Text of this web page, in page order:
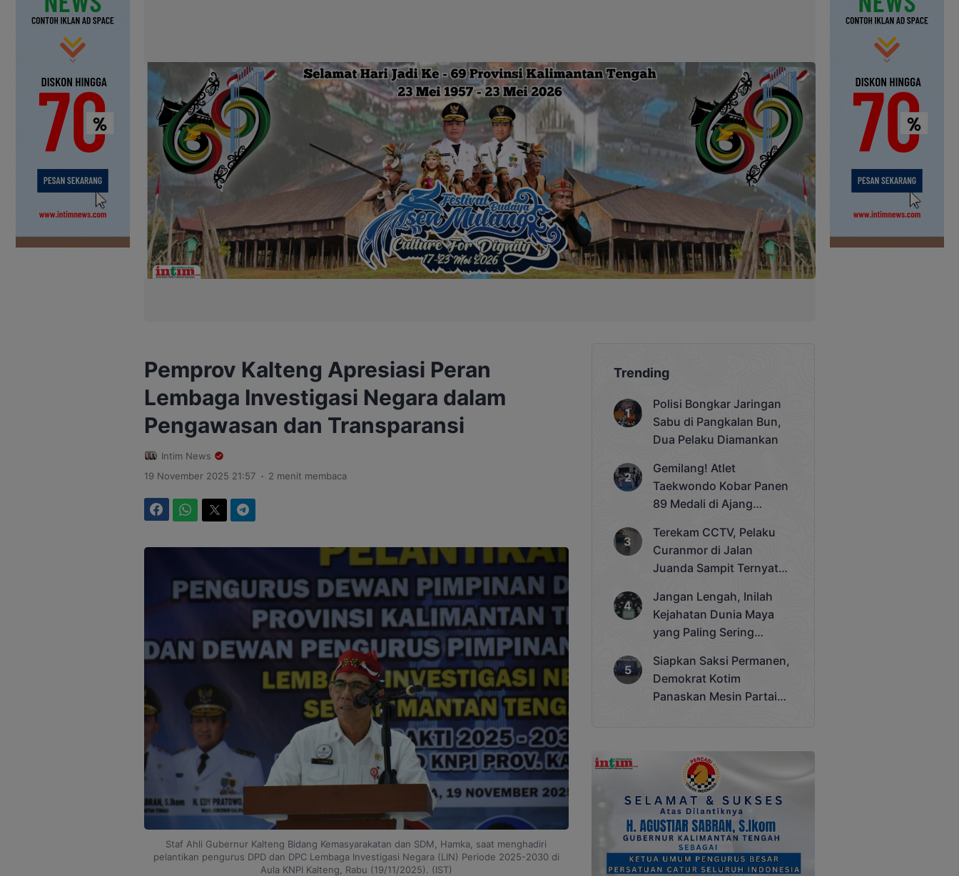
Pemprov Kalteng Apresiasi Peran
Lembaga Investigasi Negara dalam
Pengawasan dan Transparansi
Intim News
19 November 2025 21:57 . 2 menit membaca
Staf Ahli Gubernur Kalteng Bidang Kemasyarakatan dan SDM, Hamka, saat menghadiri
pelantikan pengurus DPD dan DPC Lembaga Investigasi Negara (LIN) Periode 2025-2030 di
Aula KNPI Kalteng, Rabu (19/11/2025). (IST)
Trending
Polisi Bongkar Jaringan
Sabu di Pangkalan Bun,
Dua Pelaku Diamankan
Gemilang! Atlet
Taekwondo Kobar Panen
89 Medali di Ajang
Cup 2025
Terekam CCTV, Pelaku
Curanmor di Jalan
Juanda Sampit Ternyata
Jangan Lengah, Inilah
Kejahatan Dunia Maya
yang Paling Sering
Siapkan Saksi Permanen,
Demokrat Kotim
Panaskan Mesin Partai